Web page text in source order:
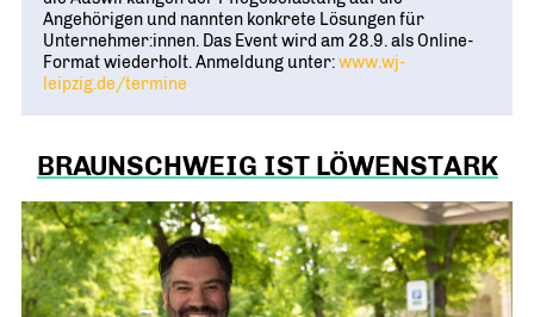
Angehörigen und nannten konkrete Lösungen für
Unternehmer:innen. Das Event wird am 28.9. als Online-
Format wiederholt. Anmeldung unter:www.wj-
leipzig.de/termine
BRAUNSCHWEIG IST LÖWENSTARK